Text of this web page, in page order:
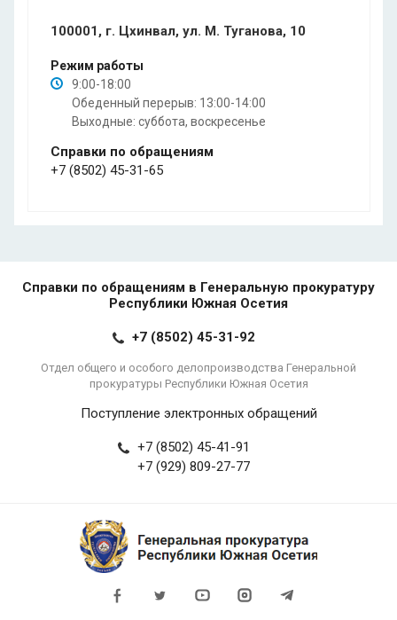
100001, г. Цхинвал, ул. М. Туганова, 10
Режим работы
9:00-18:00
Обеденный перерыв: 13:00-14:00
Выходные: суббота, воскресенье
Справки по обращениям
+7 (8502) 45-31-65
Справки по обращениям в Генеральную прокуратуру
Республики Южная Осетия
+7 (8502) 45-31-92
Отдел общего и особого делопроизводства Генеральной
прокуратуры Республики Южная Осетия
Поступление электронных обращений
+7 (8502) 45-41-91
+7 (929) 809-27-77